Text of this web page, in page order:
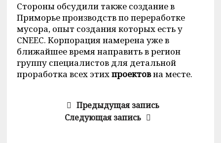
Стороны обсудили также создание в
Приморье производств по переработке
мусора, опыт создания которых есть у
CNEEC. Корпорация намерена уже в
ближайшее время направить в регион
группу специалистов для детальной
проработка всех этихпроектовна месте.
Предыдущая запись
Следующая запись